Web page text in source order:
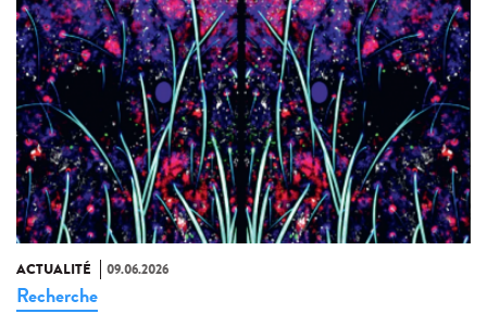
ACTUALITÉ 09.06.2026
Recherche